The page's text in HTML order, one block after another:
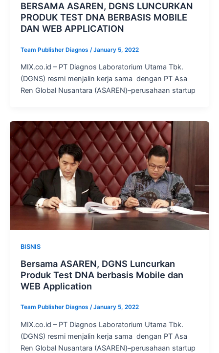
BERSAMA ASAREN, DGNS LUNCURKAN
PRODUK TEST DNA BERBASIS MOBILE
DAN WEB APPLICATION
Team Publisher Diagnos /January 5, 2022
MIX.co.id – PT Diagnos Laboratorium Utama Tbk.
(DGNS) resmi menjalin kerja sama dengan PT Asa
Ren Global Nusantara (ASAREN)–perusahaan startup
BISNIS
Bersama ASAREN, DGNS Luncurkan
Produk Test DNA berbasis Mobile dan
WEB Application
Team Publisher Diagnos /January 5, 2022
MIX.co.id – PT Diagnos Laboratorium Utama Tbk.
(DGNS) resmi menjalin kerja sama dengan PT Asa
Ren Global Nusantara (ASAREN)–perusahaan startup